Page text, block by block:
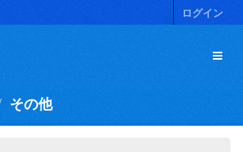
ログイン
その他